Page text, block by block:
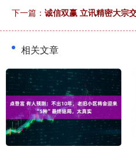
下一篇： 诚信双赢 立讯精密大宗
相关文章